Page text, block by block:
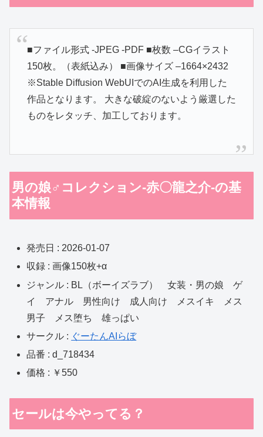
■ファイル形式 -JPEG -PDF ■枚数 –CGイラスト
150枚。（表紙込み） ■画像サイズ –1664×2432
※Stable Diffusion WebUIでのAI生成を利用した
作品となります。 大きな破綻のないよう厳選した
ものをレタッチ、加工しております。
男の娘♂コレクション-赤〇龍之介-の基
本情報
発売日 : 2026-01-07
収録 : 画像150枚+α
ジャンル : BL（ボーイズラブ） 女装・男の娘 ゲ
イ アナル 男性向け 成人向け メスイキ メス
男子 メス堕ち 雄っぱい
サークル : ぐーたんAIらぼ
品番 : d_718434
価格 : ￥550
セールは今やってる？